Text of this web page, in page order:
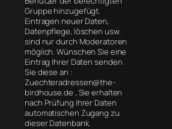
Gruppe hinzugefügt.
Eintragen neuer Daten,
Datenpflege, löschen usw.
sind nur durch Moderatoren
möglich. Wünschen Sie eine
Eintrag Ihrer Daten senden
Sie diese an :
Zuechteradressen@the-
birdhouse.de , Sie erhalten
nach Prüfung Ihrer Daten
automatischen Zugang zu
dieser Datenbank.